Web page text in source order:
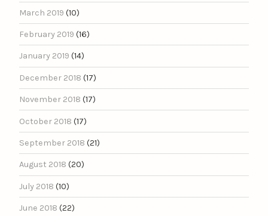
March 2019 (10)
February 2019 (16)
January 2019 (14)
December 2018 (17)
November 2018 (17)
October 2018 (17)
September 2018 (21)
August 2018 (20)
July 2018 (10)
June 2018 (22)